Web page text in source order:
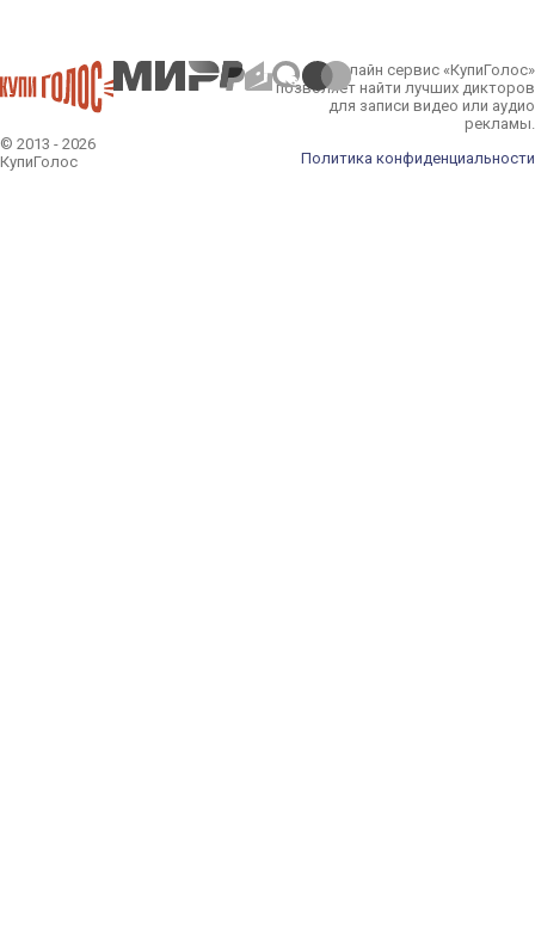
© 2013 - 2026
КупиГолос
Онлайн сервис «КупиГолос»
позволяет найти лучших дикторов
для записи видео или аудио
рекламы.
Политика конфиденциальности